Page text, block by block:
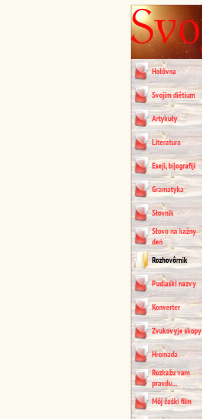
Hołôvna
Svojim diêtium
Artykuły
Literatura
Eseji, bijografiji
Gramatyka
Słovnik
Słovo na kažny
deń
Rozhovôrnik
Pudlaśki nazvy
Konverter
Zvukovyje skopy
Hromada
Rozkažu vam
pravdu...
Môj čeśki film